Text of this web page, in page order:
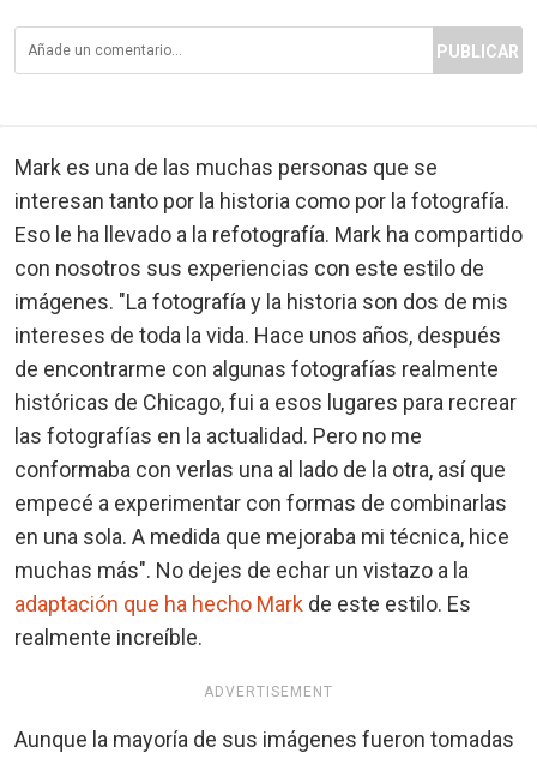
PUBLICAR
Mark es una de las muchas personas que se
interesan tanto por la historia como por la fotografía.
Eso le ha llevado a la refotografía. Mark ha compartido
con nosotros sus experiencias con este estilo de
imágenes. "La fotografía y la historia son dos de mis
intereses de toda la vida. Hace unos años, después
de encontrarme con algunas fotografías realmente
históricas de Chicago, fui a esos lugares para recrear
las fotografías en la actualidad. Pero no me
conformaba con verlas una al lado de la otra, así que
empecé a experimentar con formas de combinarlas
en una sola. A medida que mejoraba mi técnica, hice
muchas más". No dejes de echar un vistazo a la
adaptación que ha hecho Mark de este estilo. Es
realmente increíble.
ADVERTISEMENT
Aunque la mayoría de sus imágenes fueron tomadas